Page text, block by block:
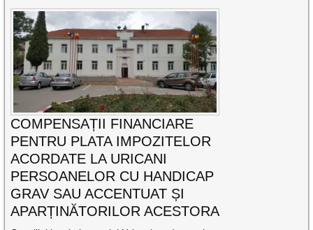
COMPENSAȚII FINANCIARE
PENTRU PLATA IMPOZITELOR
ACORDATE LA URICANI
PERSOANELOR CU HANDICAP
GRAV SAU ACCENTUAT ȘI
APARȚINĂTORILOR ACESTORA